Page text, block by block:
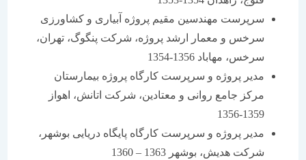
سرپرست مهندسین مقیم پروژه آبیاری و كشاورزی
سرخس و معمار ارشد پروژه، شركت پنگوگ، تهران،
سرخس، مهاباد 1356-1354
مدیر پروژه و سرپرست كارگاه پروژه بیمارستان
مركز جامع روانی و معتادین، شركت اتانش، اهواز
مدیر پروژه و سرپرست كارگاه پایگاه دریایی بوشهر،
شركت هدیش، بوشهر 1363 – 1360